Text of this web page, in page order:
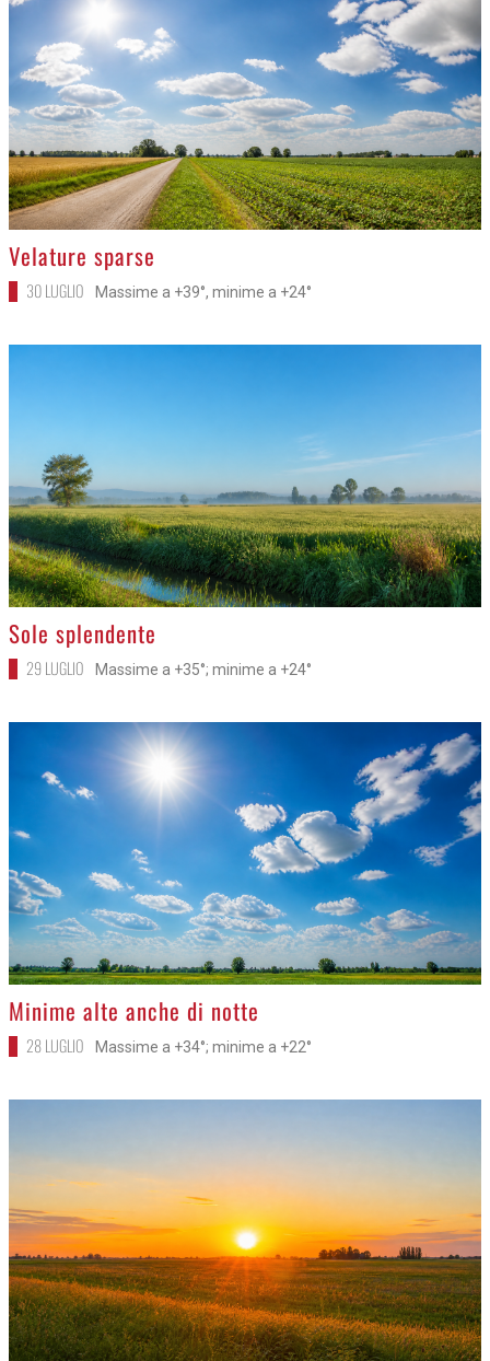
>
Velature sparse
30 LUGLIO Massime a +39°, minime a +24°
>
Sole splendente
29 LUGLIO Massime a +35°; minime a +24°
>Minime alte anche di notte
28 LUGLIO Massime a +34°; minime a +22°